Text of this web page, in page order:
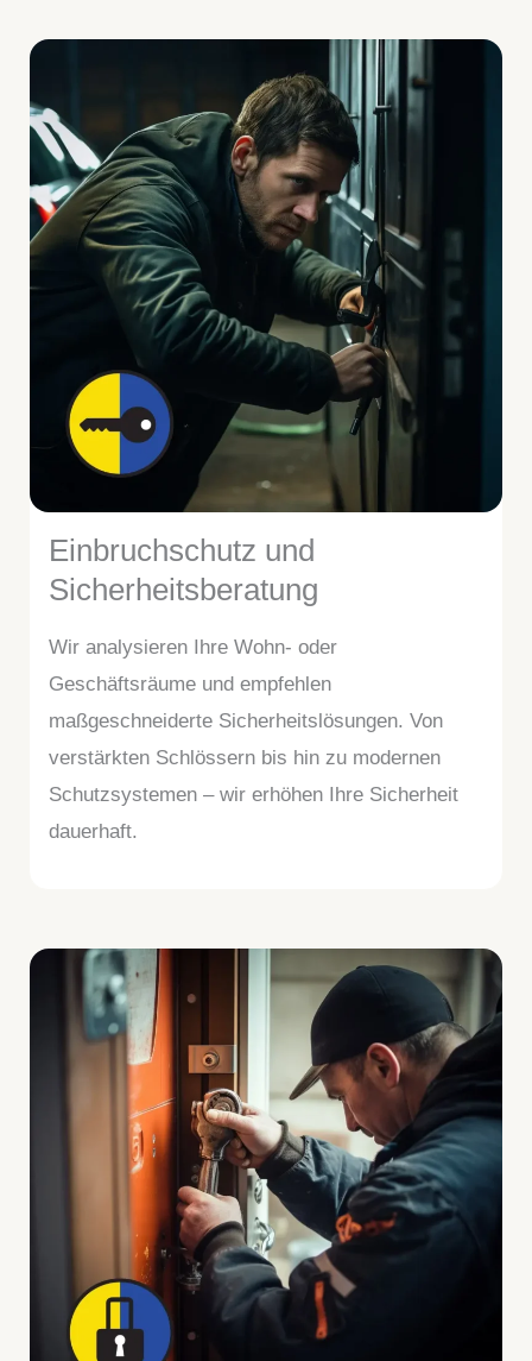
Einbruchschutz und
Sicherheitsberatung
Wir analysieren Ihre Wohn- oder
Geschäftsräume und empfehlen
maßgeschneiderte Sicherheitslösungen. Von
verstärkten Schlössern bis hin zu modernen
Schutzsystemen – wir erhöhen Ihre Sicherheit
dauerhaft.